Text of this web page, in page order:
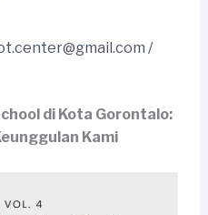
/
di Kota Gorontalo:
Kami